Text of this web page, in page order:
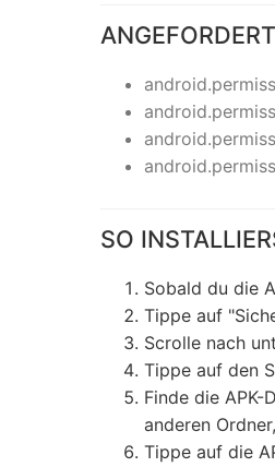
SO
Sobald du die
Tippe auf
Scrolle nach
Tippe auf den
Finde die
anderen
Tippe auf die